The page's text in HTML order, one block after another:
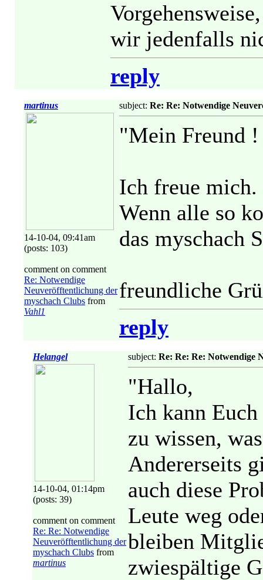
wir jedenfalls
reply
martinus
14-10-04, 09:41am
(posts: 103)
comment on comment
Re: Notwendige
Neuveröfftentlichung der
myschach Clubs from
Vahl1
subject: Re: Re: Notwendige
"Mein Freund !
Ich freue
Wenn alle so
das myschach
freundliche
reply
Helangel
14-10-04, 01:14pm
(posts: 39)
comment on comment
Re: Re: Notwendige
Neuveröfftentlichung der
myschach Clubs from
martinus
subject: Re: Re: Re: Notwendige
"Hallo,
Ich kann
zu wissen,
Andererseits
auch diese
Leute weg
bleiben
zwiespältige